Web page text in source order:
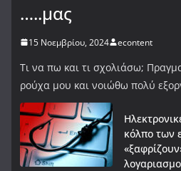
…..μας
15 Νοεμβρίου, 2024 econtent
Τι να πω και τι σχολιάσω;
ρούχα μου και νοιώθω πολύ
κόλπο των